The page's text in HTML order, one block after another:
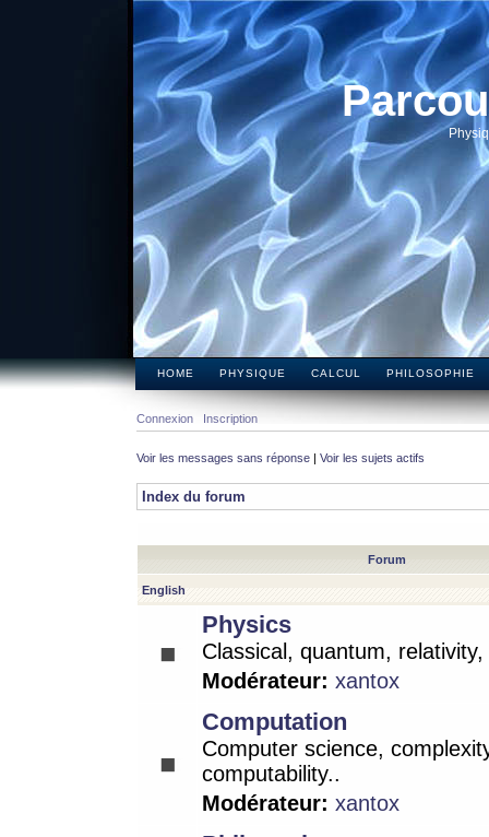
HOME PHYSIQUE CALCUL PHILOSOPHIE
Connexion Inscription
Voir les messages sans réponse | Voir les sujets actifs
Index du forum
Forum
English
Physics
Classical, quantum,
Modérateur: xantox
Computation
Computer science,
computability..
Modérateur: xantox